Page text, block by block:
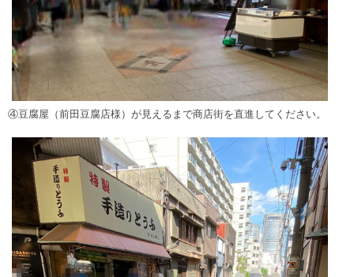
④豆腐屋（前田豆腐店様）が見えるまで商店街を直進してください。